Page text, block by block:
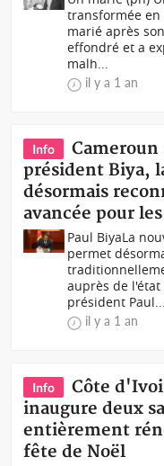
transformée
marié après
effondré et a
malh...
il y a 1 an
Info
président Biya,
désormais
avancée pour
Paul BiyaLa
permet
auprès de
président Paul...
il y a 1 an
Info
Côte
inaugure deux
entièrement
fête de Noël